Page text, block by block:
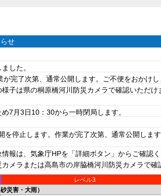
せ
した。
了次第、通常公開します。ご不便をおかけ
子は県の桐原橋河川防災カメラで確認いただけ
7月3日10：30から一時閉局します。
停止します。作業が完了次第、通常公開しま
報は、気象庁HPを「詳細ボタン」からご確認く
メラまたは高島市の岸脇橋河川防災カメラで
レベル3
災害・大雨）